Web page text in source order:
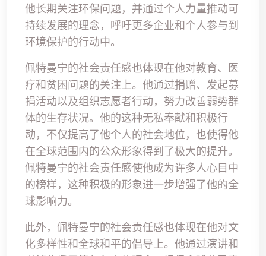
他长期关注环保问题，并通过个人力量推动可
持续发展的理念，呼吁更多企业和个人参与到
环境保护的行动中。
佩特曼宁的社会责任感也体现在他对教育、医
疗和贫困问题的关注上。他通过捐赠、发起募
捐活动以及组织志愿者行动，努力改善弱势群
体的生存状况。他的这种无私奉献和积极行
动，不仅提高了他个人的社会地位，也使得他
在全球范围内的公众形象得到了极大的提升。
佩特曼宁的社会责任感使他成为许多人心目中
的榜样，这种积极的形象进一步增强了他的全
球影响力。
此外，佩特曼宁的社会责任感也体现在他对文
化多样性和全球和平的倡导上。他通过演讲和